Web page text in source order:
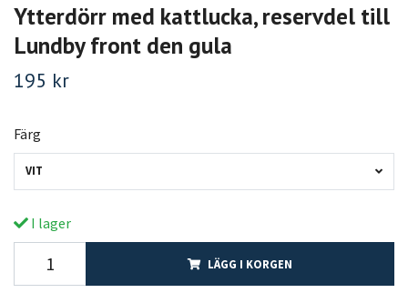
Ytterdörr med kattlucka, reservdel till
Lundby front den gula
195 kr
Färg
VIT
I lager
LÄGG I KORGEN